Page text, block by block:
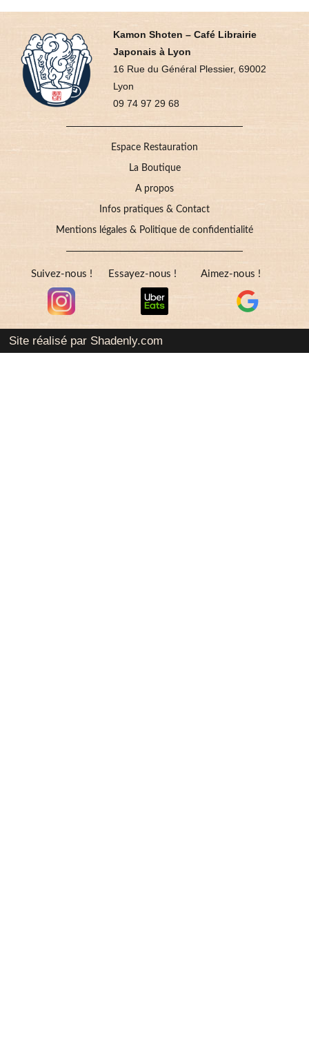
Kamon Shoten – Café Librairie
Japonais à Lyon
16 Rue du Général Plessier, 69002
Lyon
09 74 97 29 68
Espace Restauration
La Boutique
A propos
Infos pratiques & Contact
Mentions légales & Politique de confidentialité
Suivez-nous ! Essayez-nous ! Aimez-nous !
Site réalisé par Shadenly.com